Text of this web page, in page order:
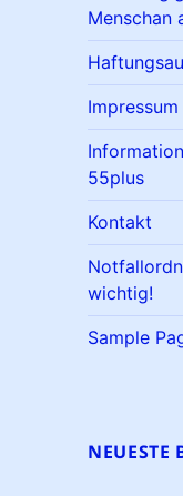
Menschan
Impressum
55plus
Kontakt
wichtig!
Sample
NEUESTE